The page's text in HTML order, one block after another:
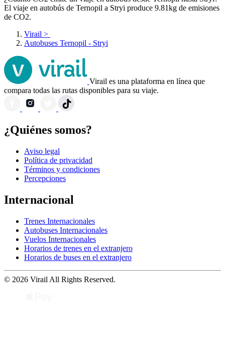
El viaje en autobús de Ternopil a Stryi produce 9.81kg de emisiones
de CO2.
Virail >
Autobuses Ternopil - Stryi
Virail es una plataforma en línea que
compara todas las rutas disponibles para su viaje.
¿Quiénes somos?
Aviso legal
Política de privacidad
Términos y condiciones
Percepciones
Internacional
Trenes Internacionales
Autobuses Internacionales
Vuelos Internacionales
Horarios de trenes en el extranjero
Horarios de buses en el extranjero
© 2026 Virail All Rights Reserved.